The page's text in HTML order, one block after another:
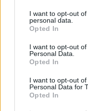
I want to opt-out
personal data.
Opted In
I want to opt-out
Personal Data.
Opted In
I want to opt-out
Personal Data for
Opted In
Incêndio em
Metálica
7 de Agosto, 2026